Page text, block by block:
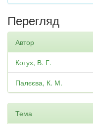
Перегляд
Автор
Котух, В. Г.
Палєєва, К. М.
Тема